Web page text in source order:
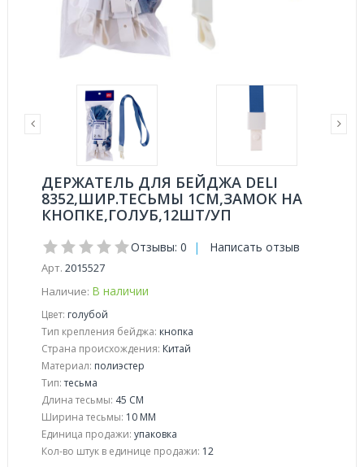
ДЕРЖАТЕЛЬ ДЛЯ БЕЙДЖА DELI
8352,ШИР.ТЕСЬМЫ 1СМ,ЗАМОК НА
КНОПКЕ,ГОЛУБ,12ШТ/УП
Отзывы: 0 | Написать отзыв
Арт. 2015527
Наличие: В наличии
Цвет: голубой
Тип крепления бейджа: кнопка
Страна происхождения: Китай
Материал: полиэстер
Тип:тесьма
Длина тесьмы: 45 СМ
Ширина тесьмы: 10 ММ
Единица продажи: упаковка
Кол-во штук в единице продажи: 12